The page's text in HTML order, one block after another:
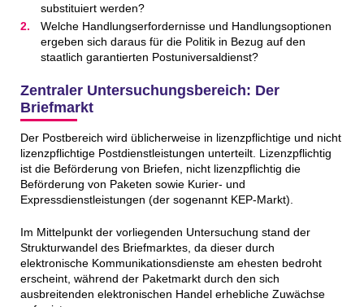
substituiert werden?
Welche Handlungserfordernisse und Handlungsoptionen
ergeben sich daraus für die Politik in Bezug auf den
staatlich garantierten Postuniversaldienst?
Zentraler Untersuchungsbereich: Der
Briefmarkt
Der Postbereich wird üblicherweise in lizenzpflichtige und nicht
lizenzpflichtige Postdienstleistungen unterteilt. Lizenzpflichtig
ist die Beförderung von Briefen, nicht lizenzpflichtig die
Beförderung von Paketen sowie Kurier- und
Expressdienstleistungen (der sogenannt KEP-Markt).
Im Mittelpunkt der vorliegenden Untersuchung stand der
Strukturwandel des Briefmarktes, da dieser durch
elektronische Kommunikationsdienste am ehesten bedroht
erscheint, während der Paketmarkt durch den sich
ausbreitenden elektronischen Handel erhebliche Zuwächse